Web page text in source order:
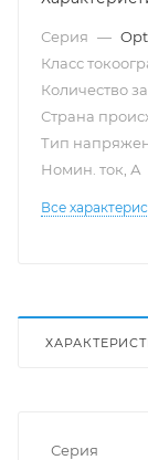
Серия —
Класс
Количество
Страна
Тип
Номин. ток, А
Все
Серия